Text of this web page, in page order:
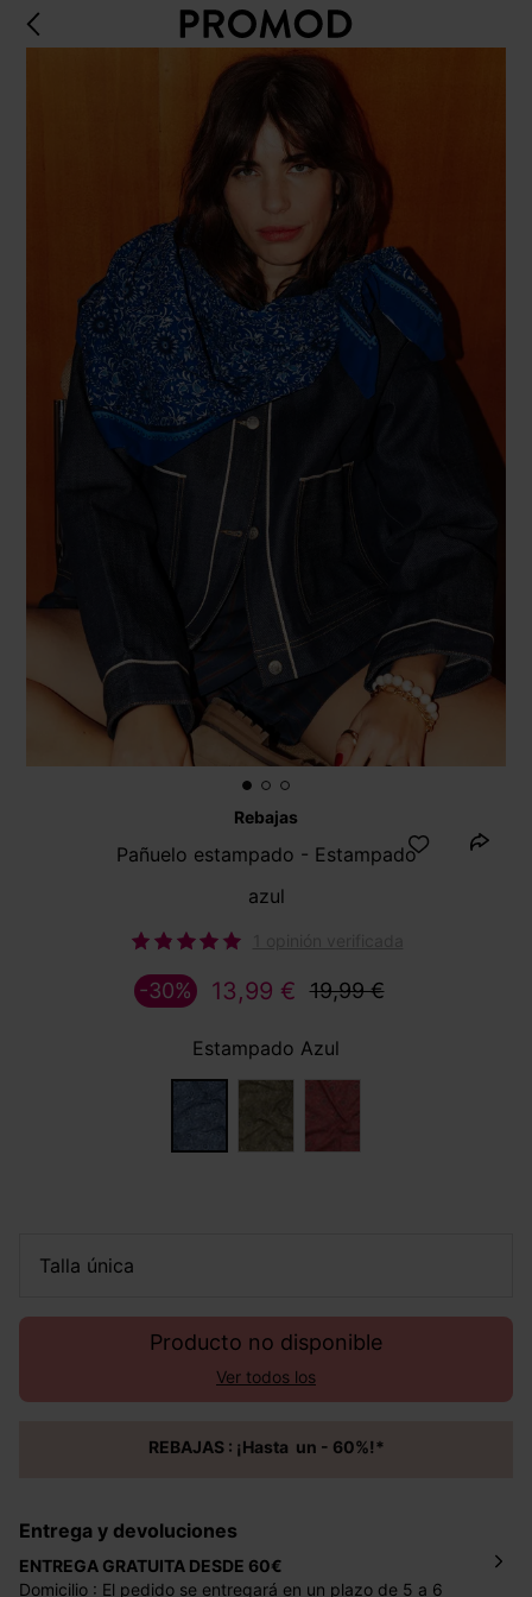
Rebajas
Pañuelo estampado - Estampado
azul
13,99 € 19,99 €
-30%
Estampado Azul
talla única
Producto no disponible
Ver todos los
REBAJAS : ¡Hasta un - 60%!*
Entrega y devoluciones
ENTREGA GRATUITA DESDE 60€
Domicilio : El pedido se entregará en un plazo de 5 a 6